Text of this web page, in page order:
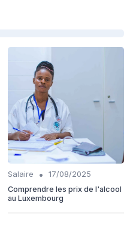
Salaire •
17/08/2025
Comprendre les prix de l'alcool
au Luxembourg